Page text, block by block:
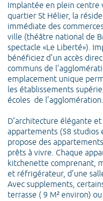
Implantée en plein centre
quartier St Hélier, la
immédiate des
ville (théâtre national de
spectacle «Le Liberté»).
bénéficiez d’un accès
communs de
emplacement unique
les établissements
écoles de l’agglomération.
D’architecture élégante
appartements (58 studios
propose des
prêts à vivre. Chaque
kitchenette comprenant,
et réfrigérateur, d’une
Avec supplements,
terrasse ( 9 M² environ)